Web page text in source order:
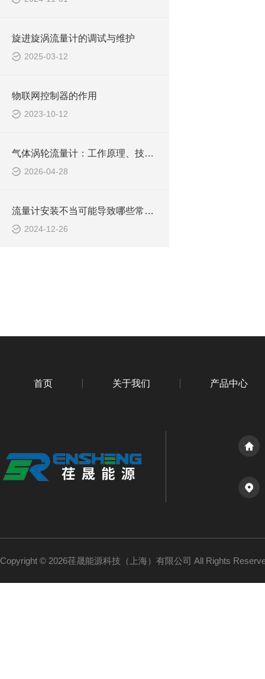
旋进旋涡流量计的调试与维护
2025-03-12
物联网控制器的作用
2023-10-12
气体涡轮流量计：工作原理、技术特点与选型指南
2026-04-28
流量计安装不当可能导致哪些常见问题？安装应注意什么？
2024-12-26
首页 关于我们 产品中心
Copyright © 2026荏晟能源科技（上海）有限公司 All Rights